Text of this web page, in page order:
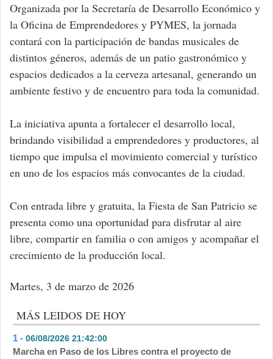
Organizada por la Secretaría de Desarrollo Económico y
la Oficina de Emprendedores y PYMES, la jornada
contará con la participación de bandas musicales de
distintos géneros, además de un patio gastronómico y
espacios dedicados a la cerveza artesanal, generando un
ambiente festivo y de encuentro para toda la comunidad.
La iniciativa apunta a fortalecer el desarrollo local,
brindando visibilidad a emprendedores y productores, al
tiempo que impulsa el movimiento comercial y turístico
en uno de los espacios más convocantes de la ciudad.
Con entrada libre y gratuita, la Fiesta de San Patricio se
presenta como una oportunidad para disfrutar al aire
libre, compartir en familia o con amigos y acompañar el
crecimiento de la producción local.
Martes, 3 de marzo de 2026
MÁS LEIDOS DE HOY
1 - 06/08/2026 21:42:00
Marcha en Paso de los Libres contra el proyecto de